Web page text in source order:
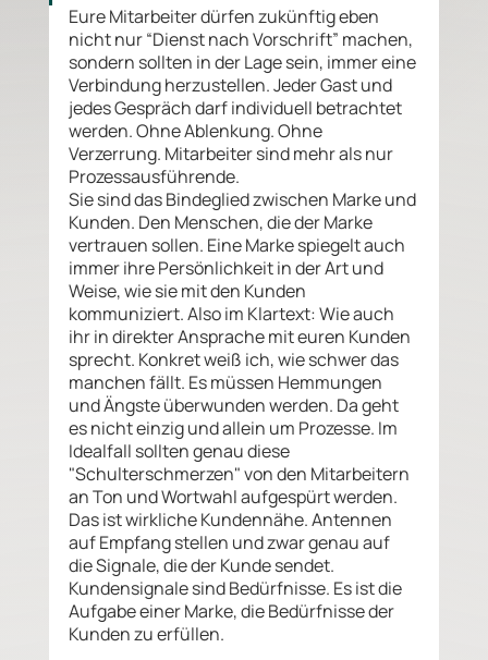
Eure Mitarbeiter dürfen zukünftig eben
nicht nur “Dienst nach Vorschrift” machen,
sondern sollten in der Lage sein, immer eine
Verbindung herzustellen. Jeder Gast und
jedes Gespräch darf individuell betrachtet
werden. Ohne Ablenkung. Ohne
Verzerrung. Mitarbeiter sind mehr als nur
Prozessausführende.
Sie sind das Bindeglied zwischen Marke und
Kunden. Den Menschen, die der Marke
vertrauen sollen. Eine Marke spiegelt auch
immer ihre Persönlichkeit in der Art und
Weise, wie sie mit den Kunden
kommuniziert. Also im Klartext: Wie auch
ihr in direkter Ansprache mit euren Kunden
sprecht. Konkret weiß ich, wie schwer das
manchen fällt. Es müssen Hemmungen
und Ängste überwunden werden. Da geht
es nicht einzig und allein um Prozesse. Im
Idealfall sollten genau diese
"Schulterschmerzen" von den Mitarbeitern
an Ton und Wortwahl aufgespürt werden.
Das ist wirkliche Kundennähe. Antennen
auf Empfang stellen und zwar genau auf
die Signale, die der Kunde sendet.
Kundensignale sind Bedürfnisse. Es ist die
Aufgabe einer Marke, die Bedürfnisse der
Kunden zu erfüllen.